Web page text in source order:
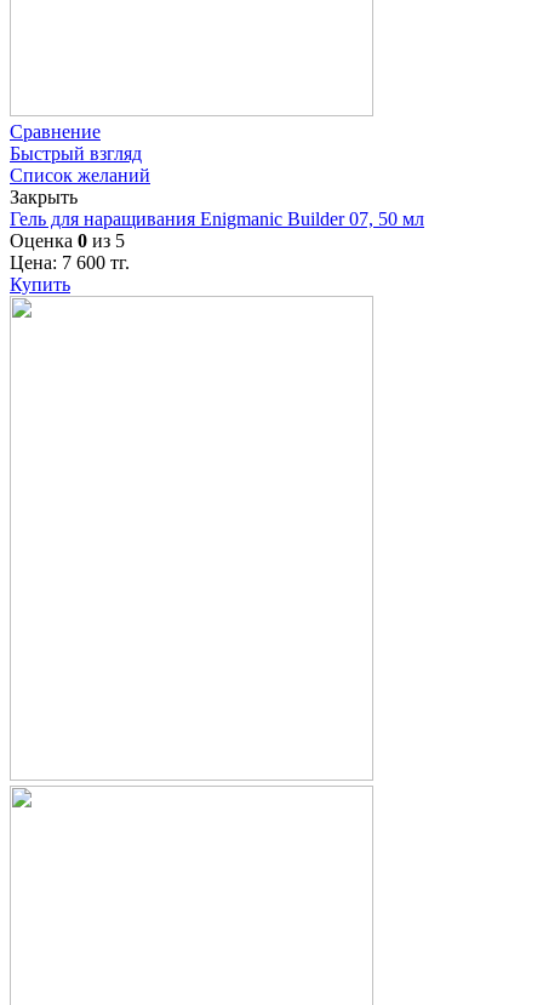
Сравнение
Быстрый взгляд
Список желаний
Закрыть
Гель для наращивания Enigmanic Builder 07, 50 мл
Оценка 0 из 5
Цена: 7 600 тг.
Купить